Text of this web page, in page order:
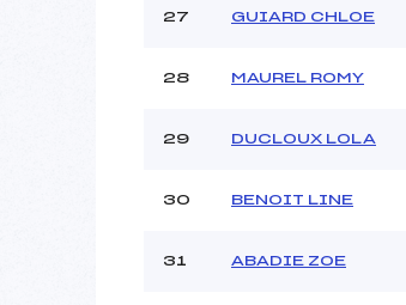
27 GUIARD CHLOE
28 MAUREL ROMY
29 DUCLOUX LOLA
30 BENOIT LINE
31 ABADIE ZOE